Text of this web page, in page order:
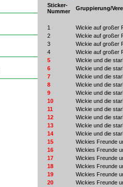
Sticker-
Nummer
Gruppierung/
1
Wickie auf großer
2
Wickie auf großer
3
Wickie auf großer
4
Wickie auf großer
5
Wickie und die
6
Wickie und die
7
Wickie und die
8
Wickie und die
9
Wickie und die
10
Wickie und die
11
Wickie und die
12
Wickie und die
13
Wickie und die
14
Wickie und die
15
Wickies Freunde
16
Wickies Freunde
17
Wickies Freunde
18
Wickies Freunde
19
Wickies Freunde
20
Wickies Freunde